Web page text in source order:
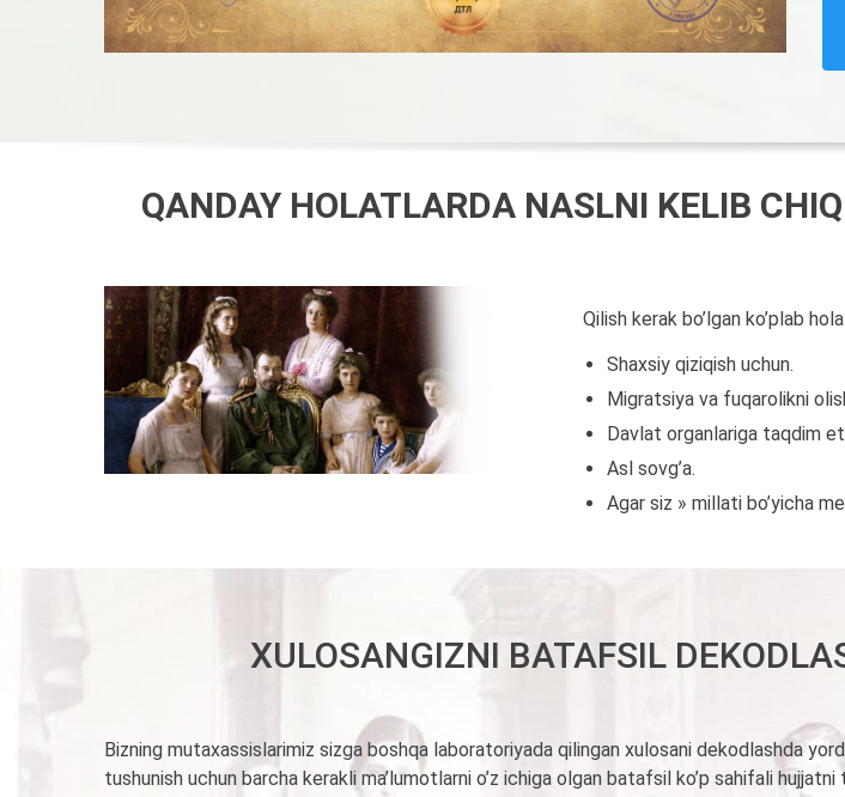
QANDAY HOLATLARDA NASLNI KELIB
Qilish kerak bo’lgan ko’plab
Shaxsiy qiziqish uchun.
Migratsiya va fuqarolikni
Davlat organlariga taqdim
Asl sovg’a.
Agar siz » millati bo’yicha
XULOSANGIZNI BATAFSIL
Bizning mutaxassislarimiz sizga boshqa laboratoriyada qilingan xulosani dekodlashda
tushunish uchun barcha kerakli ma’lumotlarni o’z ichiga olgan batafsil ko’p sahifali